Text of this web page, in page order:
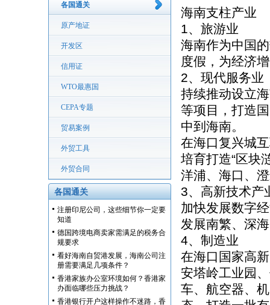
各国通关
原产地证
开发区
信用证
WTO最惠国
CEPA专题
贸易案例
外贸工具
外贸合同
各国通关
注册印尼公司，这些细节你一定要
知道
德国跨境电商卖家需满足的税务合
规要求
看好海南自贸港发展，海南公司注
册需要满足几项条件？
香港家族办公室环境如何？香港家
办面临哪些压力挑战？
香港银行开户这样操作不迷路，香
海南支柱产业
1、旅游业
海南作为中国
度假，为经济
2、现代服务业
持续推动设立
等项目，打造
中到海南。
在海口复兴城
培育打造“区块
洋浦、海口、
3、高新技术产
加快发展数字
发展南繁、深
4、制造业
在海口国家高
安塔岭工业园
车、航空器、